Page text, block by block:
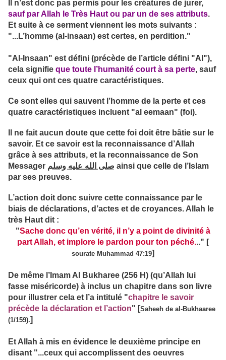
Il n’est donc pas permis pour les créatures de jurer,
sauf par Allah le Très Haut ou par un de ses attributs.
Et suite à ce serment viennent les mots suivants :
"...L’homme (al-insaan) est certes, en perdition."
"Al-Insaan" est défini (précède de l’article défini "Al"),
cela signifie que toute l’humanité court à sa perte, sauf
ceux qui ont ces quatre caractéristiques.
Ce sont elles qui sauvent l’homme de la perte et ces
quatre caractéristiques incluent "al eemaan" (foi).
Il ne fait aucun doute que cette foi doit être bâtie sur le
savoir. Et ce savoir est la reconnaissance d’Allah
grâce à ses attributs, et la reconnaissance de Son
Messager صلى الله عليه وسلم ainsi que celle de l’Islam
par ses preuves.
L’action doit donc suivre cette connaissance par le
biais de déclarations, d’actes et de croyances. Allah le
très Haut dit :
"Sache donc qu’en vérité, il n’y a point de divinité à
part Allah, et implore le pardon pour ton péché..." [
sourate Muhammad 47:19]
De même l’Imam Al Bukharee (256 H) (qu’Allah lui
fasse miséricorde) à inclus un chapitre dans son livre
pour illustrer cela et l’a intitulé "chapitre le savoir
précède la déclaration et l’action" [Saheeh de al-Bukhaaree
(1/159).]
Et Allah à mis en évidence le deuxième principe en
disant "...ceux qui accomplissent des oeuvres